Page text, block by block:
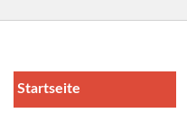
Startseite